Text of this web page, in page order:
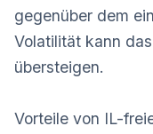
gegenüber dem
Volatilität kann
übersteigen.
Vorteile von IL-